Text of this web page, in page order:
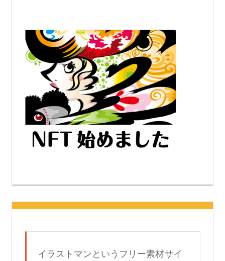
イラストマンというフリー素材サイ